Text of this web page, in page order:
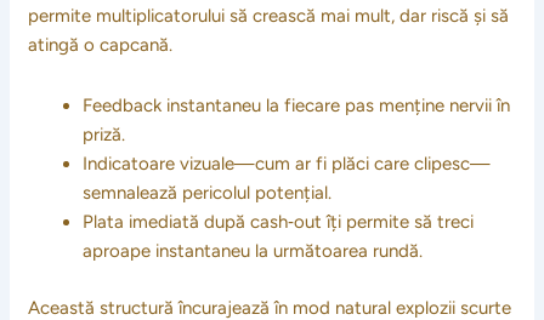
permite multiplicatorului să crească mai mult, dar riscă și să
atingă o capcană.
Feedback instantaneu la fiecare pas menține nervii în
priză.
Indicatoare vizuale—cum ar fi plăci care clipesc—
semnalează pericolul potențial.
Plata imediată după cash‑out îți permite să treci
aproape instantaneu la următoarea rundă.
Această structură încurajează în mod natural explozii scurte